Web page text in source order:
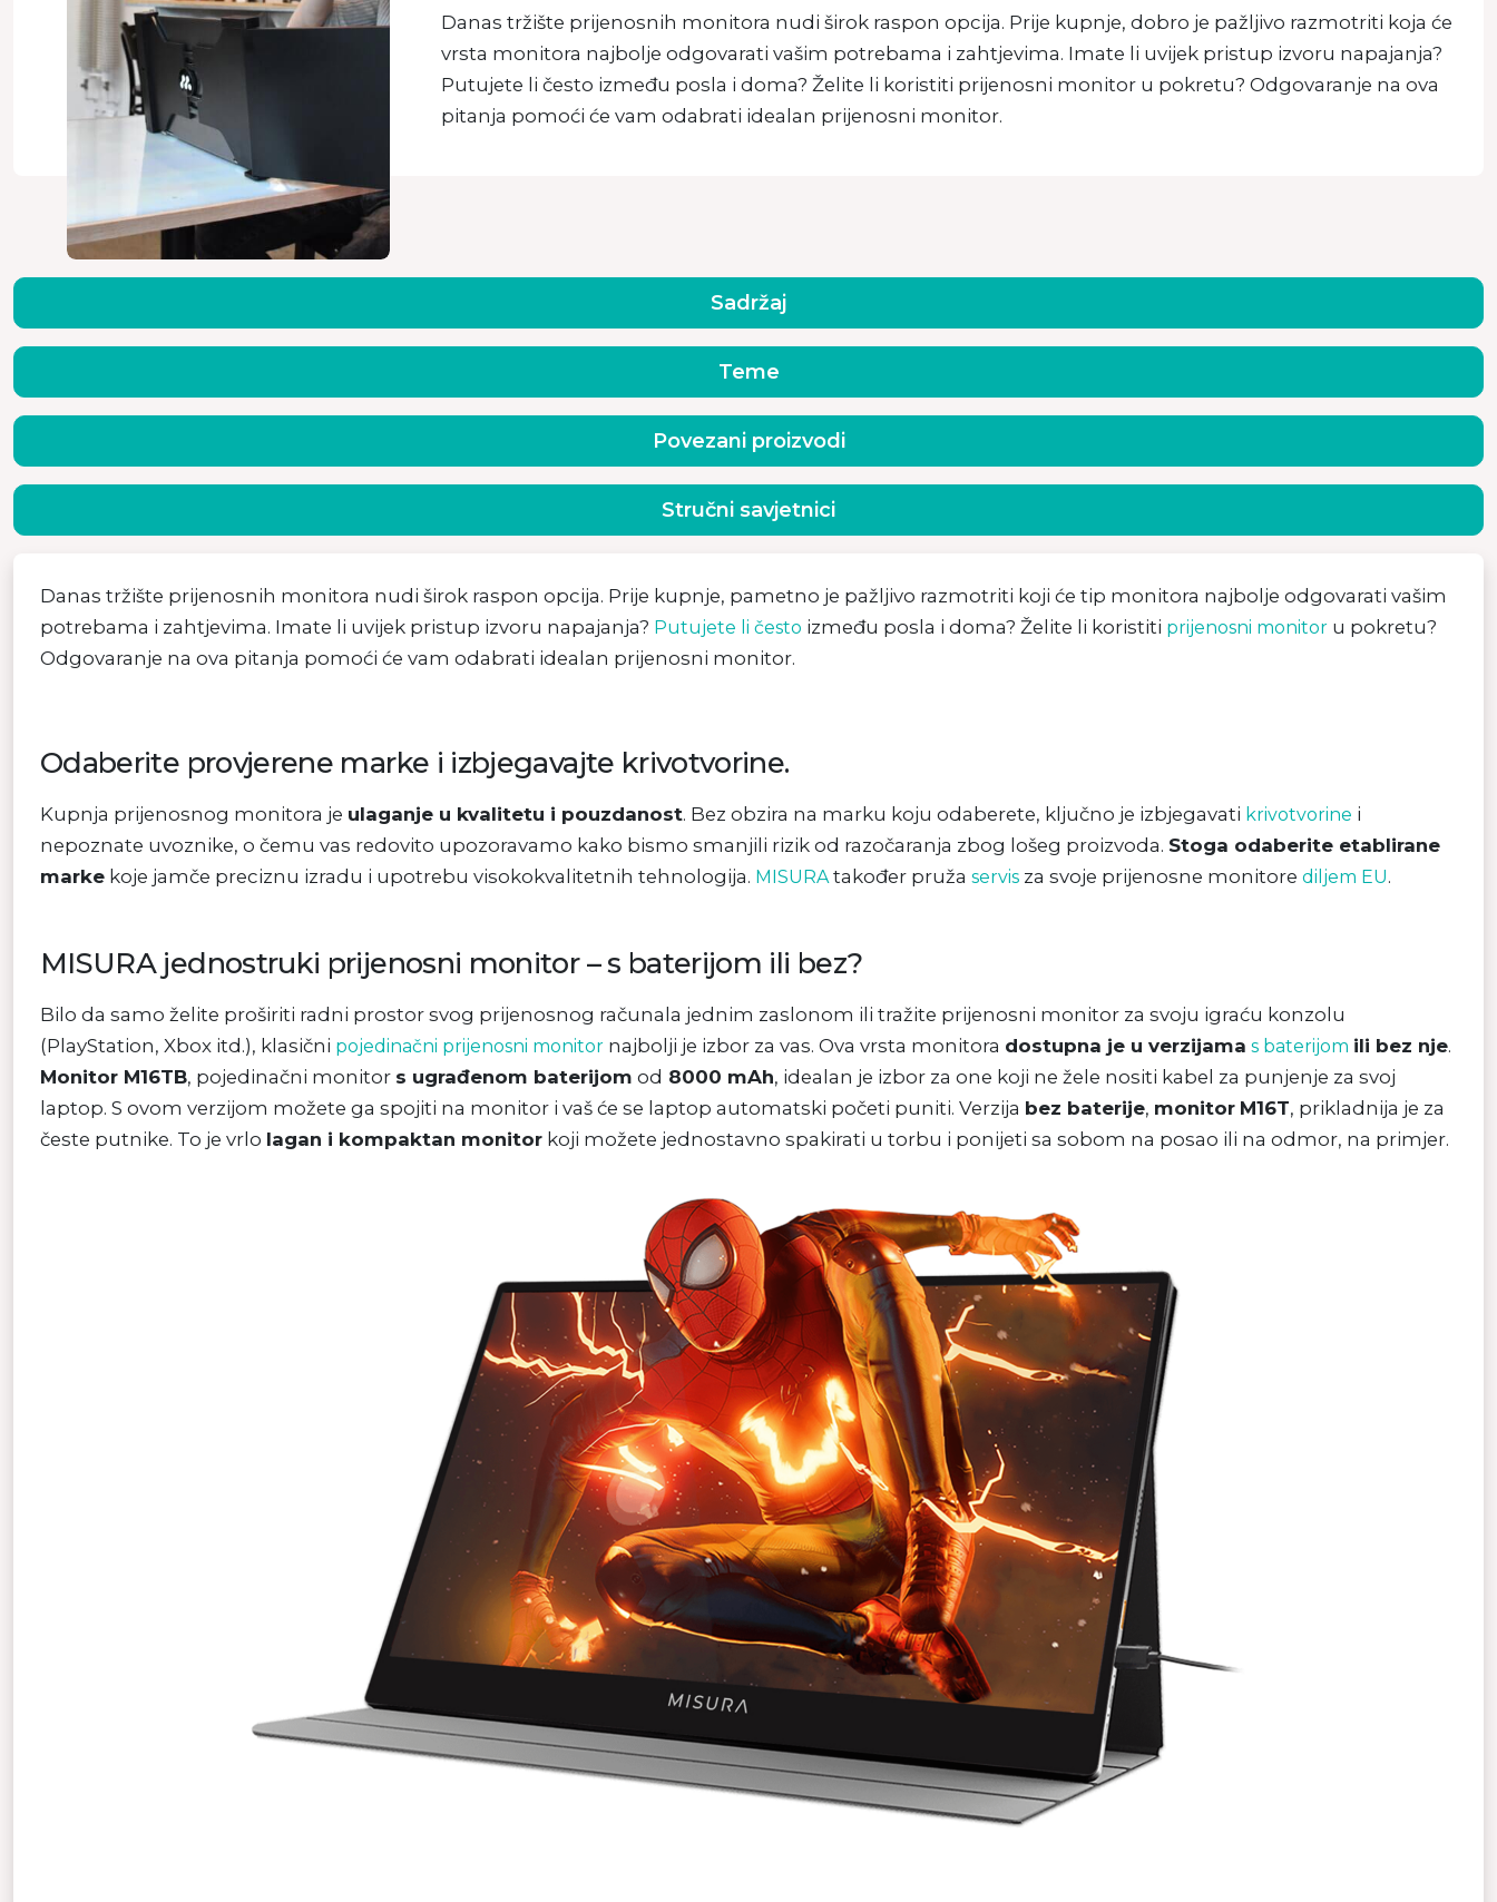
Danas tržište prijenosnih monitora nudi širok raspon opcija. Prije kupnje, dobro je pažljivo razmotriti koja će
vrsta monitora najbolje odgovarati vašim potrebama i zahtjevima. Imate li uvijek pristup izvoru napajanja?
Putujete li često između posla i doma? Želite li koristiti prijenosni monitor u pokretu? Odgovaranje na ova
pitanja pomoći će vam odabrati idealan prijenosni monitor.
Danas tržište prijenosnih monitora nudi širok raspon opcija. Prije kupnje, pametno je pažljivo razmotriti koji će tip monitora najbolje odgovarati vašim
potrebama i zahtjevima. Imate li uvijek pristup izvoru napajanja? Putujete li često između posla i doma? Želite li koristiti prijenosni monitor u pokretu?
Odgovaranje na ova pitanja pomoći će vam odabrati idealan prijenosni monitor.
Odaberite provjerene marke i izbjegavajte krivotvorine.
Kupnja prijenosnog monitora je ulaganje u kvalitetu i pouzdanost. Bez obzira na marku koju odaberete, ključno je izbjegavati krivotvorine i
nepoznate uvoznike, o čemu vas redovito upozoravamo kako bismo smanjili rizik od razočaranja zbog lošeg proizvoda. Stoga odaberite etablirane
marke koje jamče preciznu izradu i upotrebu visokokvalitetnih tehnologija. MISURAtakođer pruža servis za svoje prijenosne monitore diljem EU.
MISURA jednostruki prijenosni monitor – s baterijom ili bez?
Bilo da samo želite proširiti radni prostor svog prijenosnog računala jednim zaslonom ili tražite prijenosni monitor za svoju igraću konzolu
(PlayStation, Xbox itd.), klasični pojedinačni prijenosni monitor najbolji je izbor za vas. Ova vrsta monitora dostupna je u verzijama s baterijom ili bez nje.
Monitor M16TB, pojedinačni monitor s ugrađenom baterijom od 8000 mAh, idealan je izbor za one koji ne žele nositi kabel za punjenje za svoj
laptop. S ovom verzijom možete ga spojiti na monitor i vaš će se laptop automatski početi puniti. Verzija bez baterije, monitor M16T, prikladnija je za
česte putnike. To je vrlo lagan i kompaktan monitor koji možete jednostavno spakirati u torbu i ponijeti sa sobom na posao ili na odmor, na primjer.
Sadržaj
Teme
Povezani proizvodi
Stručni savjetnici